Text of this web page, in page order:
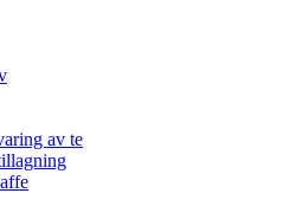
av te